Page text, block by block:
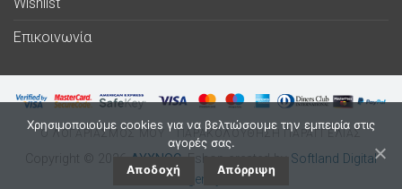
Επικοινωνία
Ο ΛΟΓΑΡΙΑΣΜΟΣ ΜΟΥ ΠΑΡΑΚΟΛΟΥΘΗΣΗ ΠΑΡΑΓΓΕΛΙΑΣ
Copyright © 2026 ΛΥΧΝΟC . Eshop created by Softland Digital
Agency.
Χρησιμοποιούμε cookies για να βελτιώσουμε την εμπειρία στις
αγορές σας.
Αποδοχή Απόρριψη